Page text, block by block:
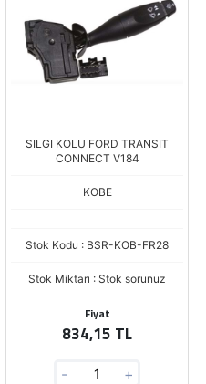
SILGI KOLU FORD TRANSIT
CONNECT V184
KOBE
Stok Kodu : BSR-KOB-FR28
Stok Miktarı : Stok sorunuz
Fiyat
834,15 TL
- +